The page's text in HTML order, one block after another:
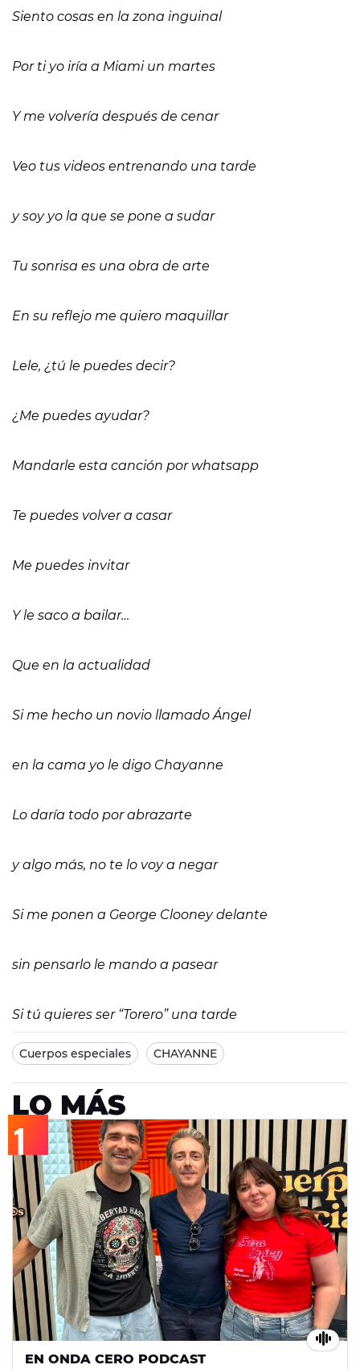
Siento cosas en la zona inguinal
Por ti yo iría a Miami un martes
Y me volvería después de cenar
Veo tus videos entrenando una tarde
y soy yo la que se pone a sudar
Tu sonrisa es una obra de arte
En su reflejo me quiero maquillar
Lele, ¿tú le puedes decir?
¿Me puedes ayudar?
Mandarle esta canción por whatsapp
Te puedes volver a casar
Me puedes invitar
Y le saco a bailar…
Que en la actualidad
Si me hecho un novio llamado Ángel
en la cama yo le digo Chayanne
Lo daría todo por abrazarte
y algo más, no te lo voy a negar
Si me ponen a George Clooney delante
sin pensarlo le mando a pasear
Si tú quieres ser “Torero” una tarde
Cuerpos especiales CHAYANNE
LO MÁS
EN ONDA CERO PODCAST